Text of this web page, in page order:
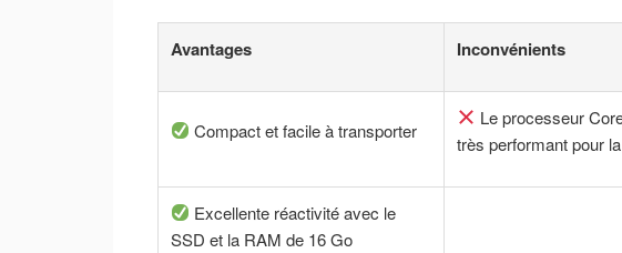
Avantages Inconvénients
Compact et facile à transporter
Le processeur
très performant pour
Excellente réactivité avec le
SSD et la RAM de 16 Go